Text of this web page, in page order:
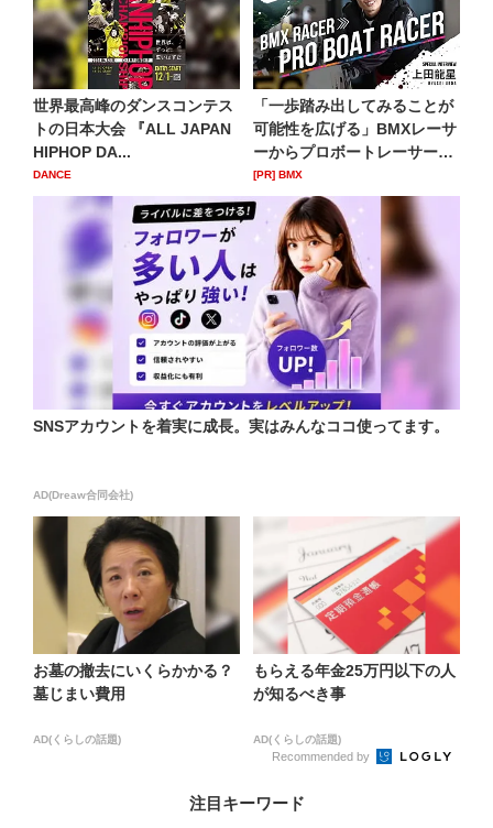
世界最高峰のダンスコンテス
トの日本大会 『ALL JAPAN
HIPHOP DA...
DANCE
「一歩踏み出してみることが
可能性を広げる」BMXレーサ
ーからプロボートレーサー
へ...
[PR] BMX
SNSアカウントを着実に成長。実はみんなココ使ってます。
AD(Dreaw合同会社)
お墓の撤去にいくらかかる？
墓じまい費用
AD(くらしの話題)
もらえる年金25万円以下の人
が知るべき事
AD(くらしの話題)
Recommended by
注目キーワード